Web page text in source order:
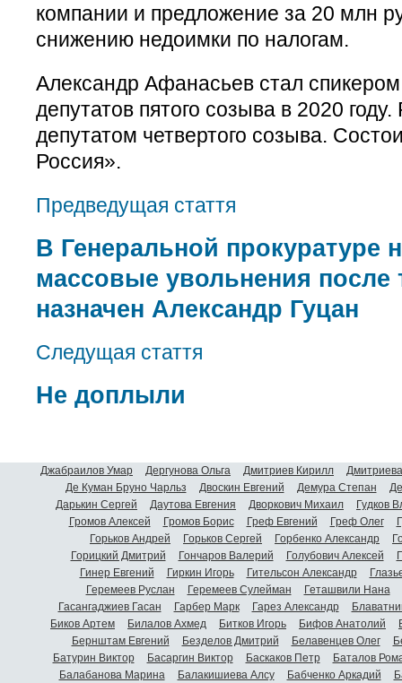
компании и предложение за 20 млн
снижению недоимки по налогам.
Александр Афанасьев стал спикером
депутатов пятого созыва в 2020
депутатом четвертого созыва.
Россия».
Предведущая стаття
В Генеральной прокуратуре
массовые увольнения после
назначен Александр Гуцан
Следущая стаття
Не доплыли
Джабраилов Умар Дергунова Ольга Дмитриев Кирилл
Де Куман Бруно Чарльз
Двоскин Евгений Демура Степан
Дарькин Сергей
Даутова Евгения Дворкович Михаил
Гудков
Громов Алексей
Громов Борис Греф Евгений Греф Олег
Горьков Андрей
Горьков Сергей Горбенко Александр
Горицкий Дмитрий
Гончаров Валерий Голубович Алексей
Гинер Евгений
Гиркин Игорь Гительсон Александр
Геремеев Руслан
Геремеев Сулейман
Геташвили Нана
Гасангаджиев Гасан
Гарбер Марк Гарез Александр
Биков Артем
Билалов Ахмед Битков Игорь Бифов Анатолий
Бернштам Евгений
Безделов Дмитрий Белавенцев Олег
Батурин Виктор
Басаргин Виктор Баскаков Петр
Баталов
Балабанова Марина
Балакишиева Алсу Бабченко Аркадий